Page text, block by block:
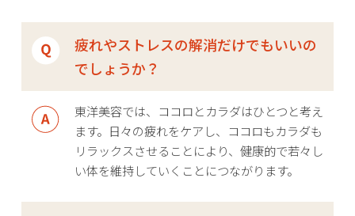
疲れやストレスの解消だけでもいいの
でしょうか？
東洋美容では、ココロとカラダはひとつと考え
ます。日々の疲れをケアし、ココロもカラダも
リラックスさせることにより、健康的で若々し
い体を維持していくことにつながります。